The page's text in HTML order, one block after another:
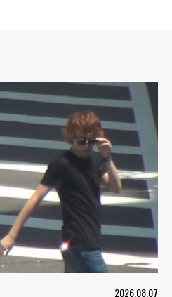
2026.08.07